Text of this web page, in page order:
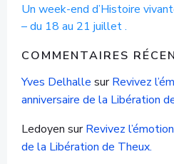
Un week-end d’Histoire
– du 18 au 21 juillet .
COMMENTAIRES
Yves Delhalle surRevivez
anniversaire de la Libération
Ledoyen surRevivez
de la Libération de Theux.